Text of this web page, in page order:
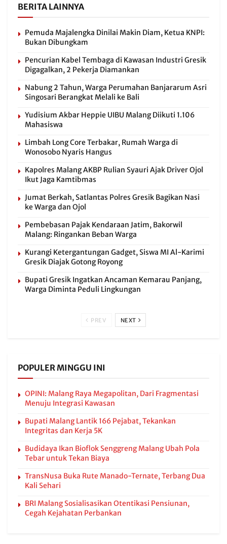
BERITA LAINNYA
Pemuda Majalengka Dinilai Makin Diam, Ketua KNPI:
Bukan Dibungkam
Pencurian Kabel Tembaga di Kawasan Industri Gresik
Digagalkan, 2 Pekerja Diamankan
Nabung 2 Tahun, Warga Perumahan Banjararum Asri
Singosari Berangkat Melali ke Bali
Yudisium Akbar Heppie UIBU Malang Diikuti 1.106
Mahasiswa
Limbah Long Core Terbakar, Rumah Warga di
Wonosobo Nyaris Hangus
Kapolres Malang AKBP Rulian Syauri Ajak Driver Ojol
Ikut Jaga Kamtibmas
Jumat Berkah, Satlantas Polres Gresik Bagikan Nasi
ke Warga dan Ojol
Pembebasan Pajak Kendaraan Jatim, Bakorwil
Malang: Ringankan Beban Warga
Kurangi Ketergantungan Gadget, Siswa MI Al-Karimi
Gresik Diajak Gotong Royong
Bupati Gresik Ingatkan Ancaman Kemarau Panjang,
Warga Diminta Peduli Lingkungan
PREV NEXT
POPULER MINGGU INI
OPINI: Malang Raya Megapolitan, Dari Fragmentasi
Menuju Integrasi Kawasan
Bupati Malang Lantik 166 Pejabat, Tekankan
Integritas dan Kerja 5K
Budidaya Ikan Bioflok Senggreng Malang Ubah Pola
Tebar untuk Tekan Biaya
TransNusa Buka Rute Manado-Ternate, Terbang Dua
Kali Sehari
BRI Malang Sosialisasikan Otentikasi Pensiunan,
Cegah Kejahatan Perbankan